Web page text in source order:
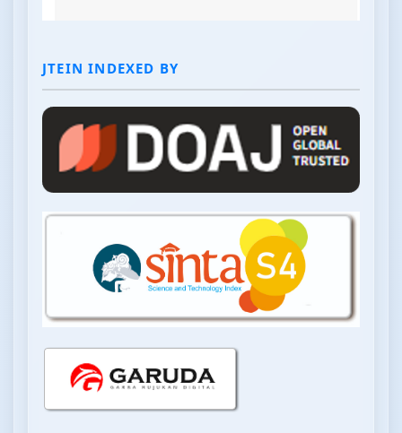
JTEIN INDEXED BY